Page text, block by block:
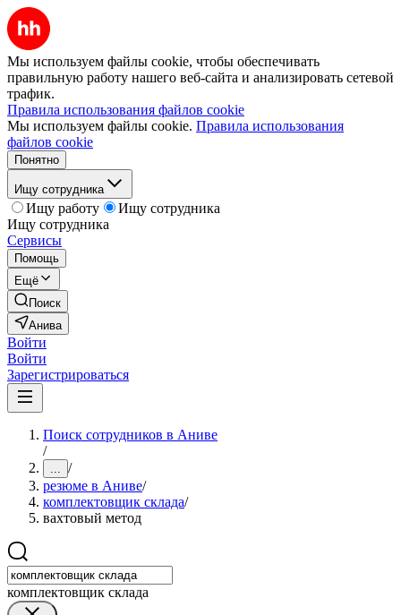
Мы используем файлы cookie, чтобы обеспечивать
правильную работу нашего веб-сайта и анализировать сетевой
трафик.
Правила использования файлов cookie
Мы используем файлы cookie. Правила использования
файлов cookie
Понятно
Ищу сотрудника
Ищу работу
Ищу сотрудника
Ищу сотрудника
Сервисы
Помощь
Ещё
Поиск
Анива
Войти
Войти
Зарегистрироваться
Поиск сотрудников в Аниве
/
... /
резюме в Аниве/
комплектовщик склада/
вахтовый метод
комплектовщик склада